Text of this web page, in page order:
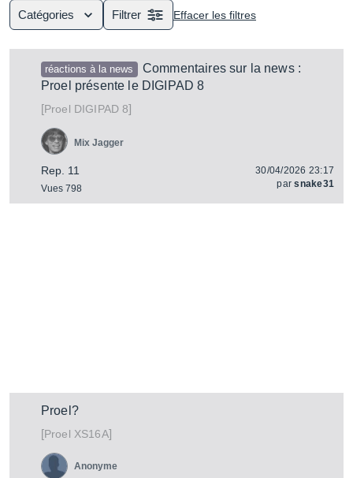
insertion d'effet, etc.
Catégories Filtrer Effacer les filtres
réactions à la news
Commentaires sur la news :
Proel présente le DIGIPAD 8
[Proel DIGIPAD 8]
Rep. 11
Vues 798
Mix Jagger
30/04/2026 23:17
parsnake31
Proel?
[Proel XS16A]
Anonyme